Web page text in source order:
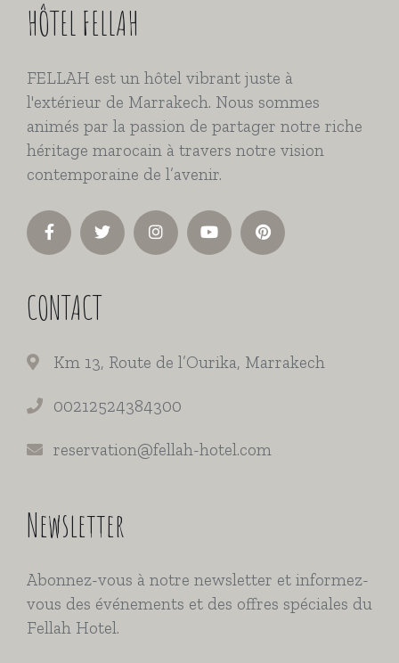
HÔTEL FELLAH
FELLAH est un hôtel vibrant juste à
l'extérieur de Marrakech. Nous sommes
animés par la passion de partager notre riche
héritage marocain à travers notre vision
contemporaine de l’avenir.
CONTACT
Km 13, Route de l’Ourika, Marrakech
00212524384300
reservation@fellah-hotel.com
Newsletter
Abonnez-vous à notre newsletter et informez-
vous des événements et des offres spéciales du
Fellah Hotel.